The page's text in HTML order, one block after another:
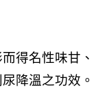
得名性味甘、
降溫之功效。